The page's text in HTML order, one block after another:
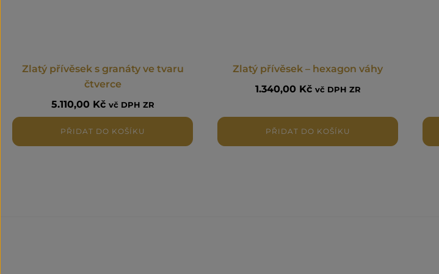
Zlatý přívěsek s granáty ve tvaru
čtverce
5.110,00 Kč vč DPH ZR
PŘIDAT DO KOŠÍKU
Zlatý přívěsek – hexagon váhy
1.340,00 Kč vč DPH ZR
PŘIDAT DO KOŠÍKU